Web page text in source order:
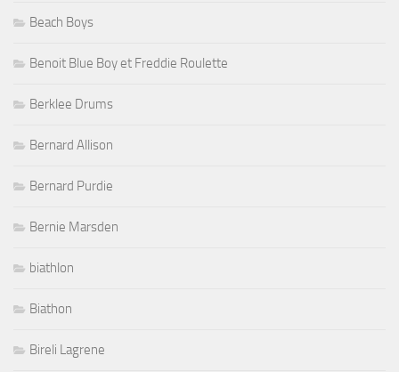
Beach Boys
Benoit Blue Boy et Freddie Roulette
Berklee Drums
Bernard Allison
Bernard Purdie
Bernie Marsden
biathlon
Biathon
Bireli Lagrene